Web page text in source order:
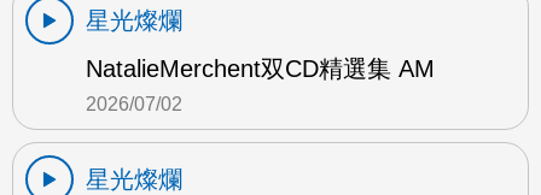
星光燦爛
NatalieMerchent双CD精選集 AM
2026/07/02
星光燦爛